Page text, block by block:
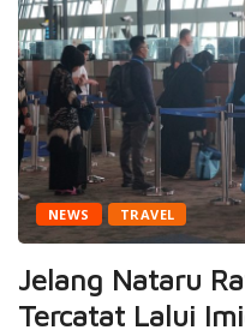
NEWS TRAVEL
Jelang Nataru
Tercatat Lalui